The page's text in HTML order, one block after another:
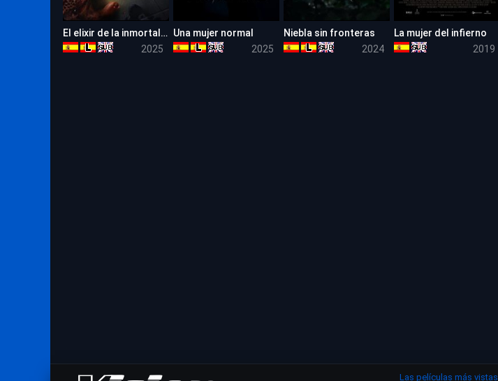
El elixir de la inmortalidad
2025
Una mujer normal
2025
Niebla sin fronteras
2024
La mujer del infierno
2019
Las películas más vistas